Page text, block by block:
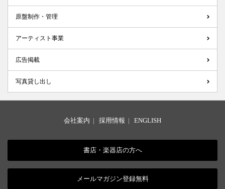
原盤制作・管理
アーティスト事業
広告掲載
写真貸し出し
会社案内 | 採用情報 | ENGLISH
書店・楽器店の方へ
メールマガジン登録無料